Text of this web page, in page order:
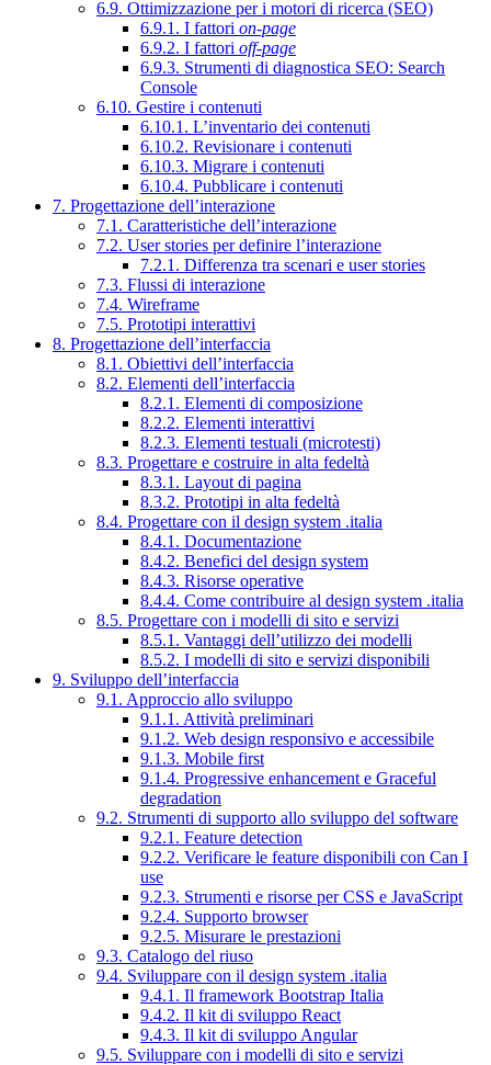
6.9. Ottimizzazione per i motori di ricerca (SEO)
6.9.1. I fattori on-page
6.9.2. I fattori off-page
6.9.3. Strumenti di diagnostica SEO: Search
Console
6.10. Gestire i contenuti
6.10.1. L’inventario dei contenuti
6.10.2. Revisionare i contenuti
6.10.3. Migrare i contenuti
6.10.4. Pubblicare i contenuti
7. Progettazione dell’interazione
7.1. Caratteristiche dell’interazione
7.2. User stories per definire l’interazione
7.2.1. Differenza tra scenari e user stories
7.3. Flussi di interazione
7.4. Wireframe
7.5. Prototipi interattivi
8. Progettazione dell’interfaccia
8.1. Obiettivi dell’interfaccia
8.2. Elementi dell’interfaccia
8.2.1. Elementi di composizione
8.2.2. Elementi interattivi
8.2.3. Elementi testuali (microtesti)
8.3. Progettare e costruire in alta fedeltà
8.3.1. Layout di pagina
8.3.2. Prototipi in alta fedeltà
8.4. Progettare con il design system .italia
8.4.1. Documentazione
8.4.2. Benefici del design system
8.4.3. Risorse operative
8.4.4. Come contribuire al design system .italia
8.5. Progettare con i modelli di sito e servizi
8.5.1. Vantaggi dell’utilizzo dei modelli
8.5.2. I modelli di sito e servizi disponibili
9. Sviluppo dell’interfaccia
9.1. Approccio allo sviluppo
9.1.1. Attività preliminari
9.1.2. Web design responsivo e accessibile
9.1.3. Mobile first
9.1.4. Progressive enhancement e Graceful
degradation
9.2. Strumenti di supporto allo sviluppo del software
9.2.1. Feature detection
9.2.2. Verificare le feature disponibili con Can I
use
9.2.3. Strumenti e risorse per CSS e JavaScript
9.2.4. Supporto browser
9.2.5. Misurare le prestazioni
9.3. Catalogo del riuso
9.4. Sviluppare con il design system .italia
9.4.1. Il framework Bootstrap Italia
9.4.2. Il kit di sviluppo React
9.4.3. Il kit di sviluppo Angular
9.5. Sviluppare con i modelli di sito e servizi